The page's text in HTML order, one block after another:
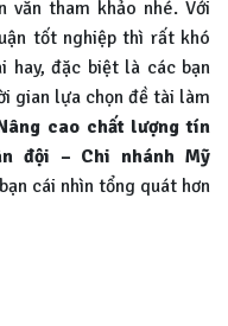
văn tham khảo nhé. Với
tốt nghiệp thì rất khó
đặc biệt là các bạn
gian lựa chọn đề tài làm
cao chất lượng tín
đội – Chi nhánh Mỹ
cái nhìn tổng quát hơn